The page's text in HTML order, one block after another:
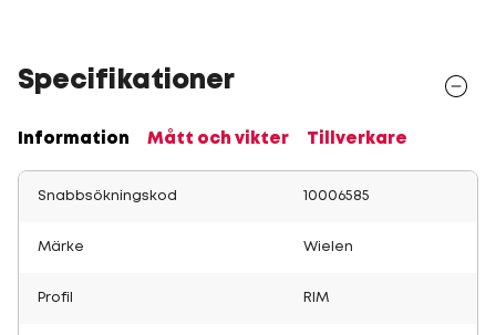
Specifikationer
Information Mått och vikter Tillverkare
Snabbsökningskod 10006585
Märke Wielen
Profil RIM